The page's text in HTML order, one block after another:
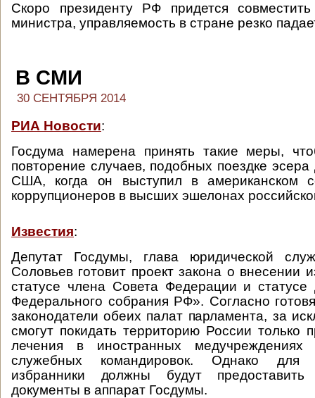
Скоро президенту РФ придется
министра, управляемость в стране резко
В СМИ
30 СЕНТЯБРЯ 2014
РИА Новости:
Госдума намерена принять такие меры,
повторение случаев, подобных поездке эсера
США, когда он выступил в американском
коррупционеров в высших эшелонах
Известия:
Депутат Госдумы, глава юридической
Соловьев готовит проект закона о
статусе члена Совета Федерации и статусе
Федерального собрания РФ». Согласно
законодатели обеих палат парламента, за
смогут покидать территорию России только
лечения в иностранных
служебных командировок. Однако для
избранники должны будут предоставить
документы в аппарат Госдумы.